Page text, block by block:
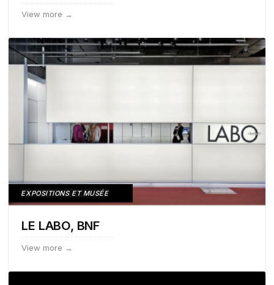
View more →
EXPOSITIONS ET MUSÉE
LE LABO, BNF
View more →